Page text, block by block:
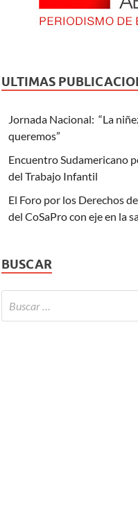
ULTIMAS
Jornada Nacional: “La
queremos”
Encuentro Sudamericano
del Trabajo Infantil
El Foro por los Derechos
del CoSaPro con eje en la
BUSCAR